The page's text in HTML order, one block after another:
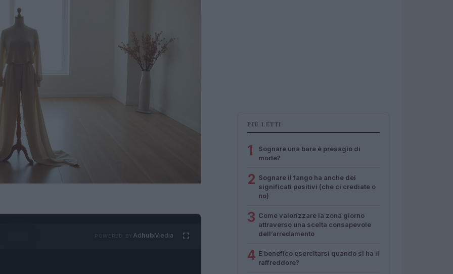
AdhubMedia
PIÙ LETTI
1
Sognare una bara è presagio di
morte?
2 Sognare il fango ha anche dei
significati positivi (che ci crediate o
no)
3 Come valorizzare la zona giorno
attraverso una scelta consapevole
dell’arredamento
4 È benefico esercitarsi quando si ha il
raffreddore?